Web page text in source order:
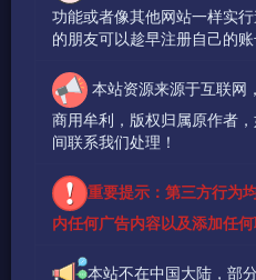
功能或者像其他网站一样实
的朋友可以趁早注册自己的账
本站资源来源于互联网
商用牟利，版权归属原作者
间联系我们处理！
重要提示：第三方行为
内任何广告内容以及添加任
本站不在中国大陆，部